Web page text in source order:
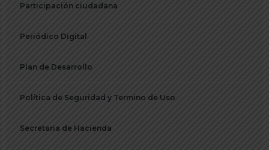
Participación ciudadana
Periódico Digital
Plan de Desarrollo
Política de Seguridad y Termino de Uso
Secretaria de Hacienda